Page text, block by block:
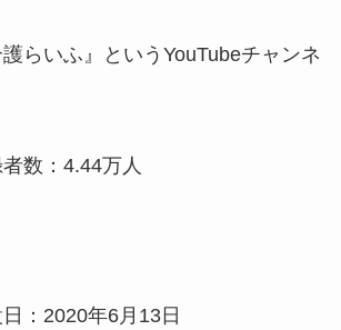
護らいふ』というYouTubeチャンネ
数：4.44万人
：2020年6月13日